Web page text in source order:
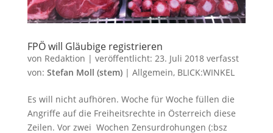
FPÖ will Gläubige registrieren
von Redaktion | veröffentlicht: 23. Juli 2018verfasst
von: Stefan Moll (stem)| Allgemein, BLICK:WINKEL
Es will nicht aufhören. Woche für Woche füllen die
Angriffe auf die Freiheitsrechte in Österreich diese
Zeilen. Vor zwei Wochen Zensurdrohungen (:bsz